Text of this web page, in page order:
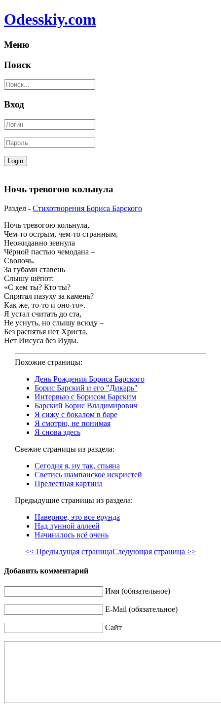
Odesskiy.com
Меню
Поиск
Вход
Ночь тревогою кольнула
Раздел - Стихотворения Бориса Барского
Ночь тревогою кольнула,
Чем-то острым, чем-то странным,
Неожиданно зевнула
Чёрной пастью чемодана –
Сволочь.
За губами ставень
Слышу шёпот:
«С кем ты? Кто ты?
Спрятал пазуху за камень?
Как же, то-то и оно-то».
Я устал считать до ста,
Не уснуть, но слышу всюду –
Без распятья нет Христа,
Нет Иисуса без Иуды.
Похожие страницы:
День Рождения Бориса Барского
Борис Барский и его "Дикарь"
Интервью с Борисом Барским
Барский Борис Владимирович
Я сижу с бокалом в баре
Я смотрю, не понимая
Я снова здесь
Свежие страницы из раздела:
Сегодня я, ну так, спьяна
Светись шампанское искристей
Прелестная картина
Предыдущие страницы из раздела:
Наверное, это все ерунда
Над лунной аллеей
Начиналось всё очень
<< Предыдущая страницаСледующая страница >>
Добавить комментарий
Имя (обязательное)
E-Mail (обязательное)
Сайт